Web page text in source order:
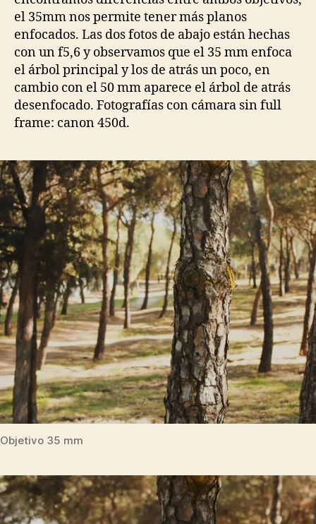
el 35mm nos permite tener más planos
enfocados. Las dos fotos de abajo están hechas
con un f5,6 y observamos que el 35 mm enfoca
el árbol principal y los de atrás un poco, en
cambio con el 50 mm aparece el árbol de atrás
desenfocado. Fotografías con cámara sin full
frame: canon 450d.
Objetivo 35 mm